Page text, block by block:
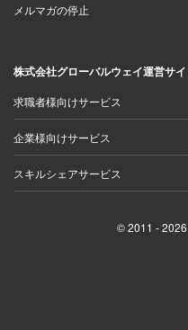
メルマガの停止
株式会社グローバルウェイ運営サイ
求職者様向けサービス
企業様向けサービス
スキルシェアサービス
© 2011 - 2026